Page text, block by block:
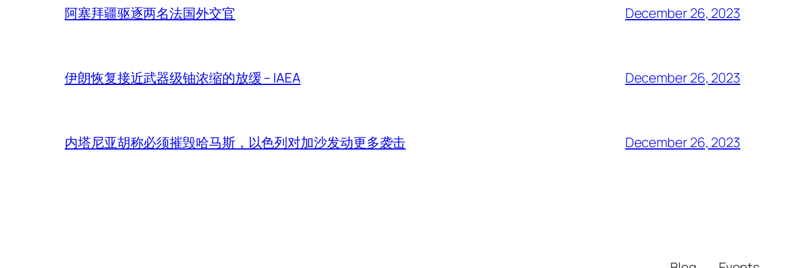
阿塞拜疆驱逐两名法国外交官 December 26, 2023
伊朗恢复接近武器级铀浓缩的放缓 – IAEA December 26, 2023
内塔尼亚胡称必须摧毁哈马斯，以色列对加沙发动更多袭击 December 26, 2023